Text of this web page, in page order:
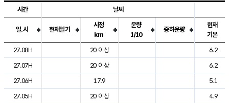
도시별 기상실황표로 지점, 날씨, 기온, 강수, 바람, 기압등을 안내한 표입
시간 날씨
일.시 현재일기
시정
km
운량
1/10
중하운량
현재
기온
27.08H
20 이상
6.2
27.07H
20 이상
6.2
27.06H
17.9
5.1
27.05H
20 이상
4.9